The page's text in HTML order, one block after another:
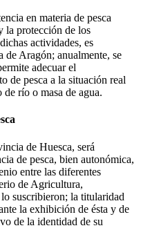
en materia de pesca
la protección de los
actividades, es
Aragón; anualmente, se
adecuar el
de pesca a la situación real
río o masa de agua.
de Huesca, será
de pesca, bien autonómica,
entre las diferentes
de Agricultura,
suscribieron; la titularidad
la exhibición de ésta y de
de la identidad de su